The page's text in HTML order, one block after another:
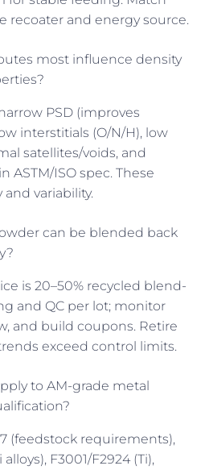
recoater and energy source.
most influence density
PSD (improves
interstitials (O/N/H), low
satellites/voids, and
ASTM/ISO spec. These
variability.
can be blended back
is 20–50% recycled blend-
and QC per lot; monitor
and build coupons. Retire
exceed control limits.
to AM-grade metal
(feedstock requirements),
F3001/F2924 (Ti),